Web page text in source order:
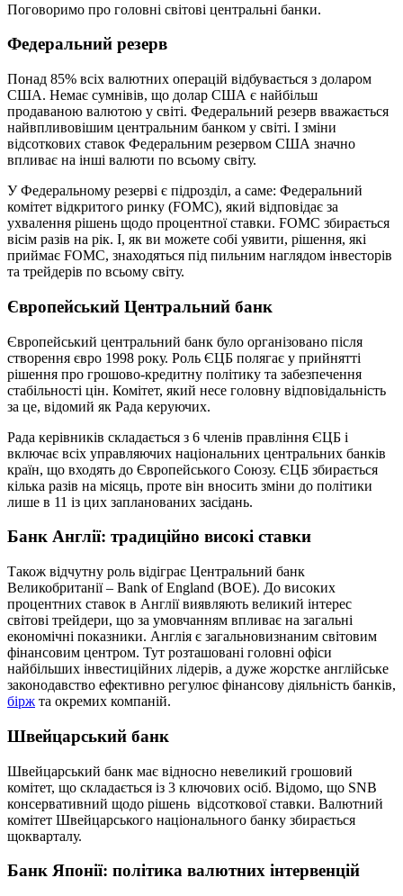
Поговоримо про головні світові центральні банки.
Федеральний резерв
Понад 85% всіх валютних операцій відбувається з доларом
США. Немає сумнівів, що долар США є найбільш
продаваною валютою у світі. Федеральний резерв вважається
найвпливовішим центральним банком у світі. І зміни
відсоткових ставок Федеральним резервом США значно
впливає на інші валюти по всьому світу.
У Федеральному резерві є підрозділ, а саме: Федеральний
комітет відкритого ринку (FOMC), який відповідає за
ухвалення рішень щодо процентної ставки. FOMC збирається
вісім разів на рік. І, як ви можете собі уявити, рішення, які
приймає FOMC, знаходяться під пильним наглядом інвесторів
та трейдерів по всьому світу.
Європейський Центральний банк
Європейський центральний банк було організовано після
створення євро 1998 року. Роль ЄЦБ полягає у прийнятті
рішення про грошово-кредитну політику та забезпечення
стабільності цін. Комітет, який несе головну відповідальність
за це, відомий як Рада керуючих.
Рада керівників складається з 6 членів правління ЄЦБ і
включає всіх управляючих національних центральних банків
країн, що входять до Європейського Союзу. ЄЦБ збирається
кілька разів на місяць, проте він вносить зміни до політики
лише в 11 із цих запланованих засідань.
Банк Англії: традиційно високі ставки
Також відчутну роль відіграє Центральний банк
Великобританії – Bank of England (BOE). До високих
процентних ставок в Англії виявляють великий інтерес
світові трейдери, що за умовчанням впливає на загальні
економічні показники. Англія є загальновизнаним світовим
фінансовим центром. Тут розташовані головні офіси
найбільших інвестиційних лідерів, а дуже жорстке англійське
законодавство ефективно регулює фінансову діяльність банків,
бірж та окремих компаній.
Швейцарський банк
Швейцарський банк має відносно невеликий грошовий
комітет, що складається із 3 ключових осіб. Відомо, що SNB
консервативний щодо рішень відсоткової ставки. Валютний
комітет Швейцарського національного банку збирається
щокварталу.
Банк Японії: політика валютних інтервенцій